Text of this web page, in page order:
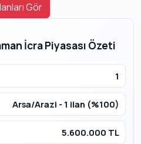
Gör
İcra Piyasası Özeti
1
Arsa/Arazi - 1 ilan (%100)
5.600.000 TL